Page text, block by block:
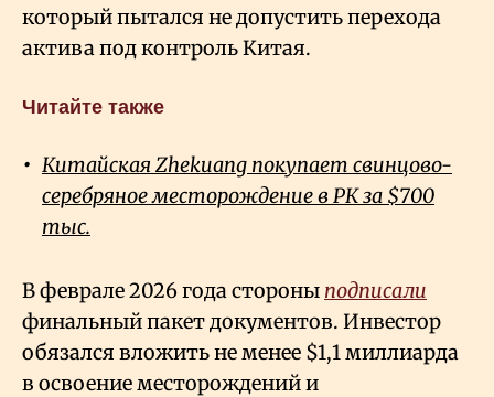
который пытался не допустить перехода
актива под контроль Китая.
Читайте также
Китайская Zhekuang покупает свинцово-
серебряное месторождение в РК за $700
тыс.
В феврале 2026 года стороны подписали
финальный пакет документов. Инвестор
обязался вложить не менее $1,1 миллиарда
в освоение месторождений и